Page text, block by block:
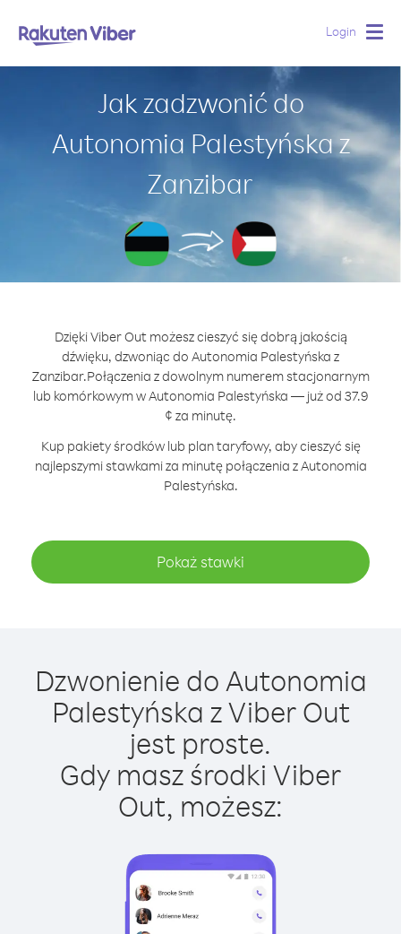
Login
Jak zadzwonić do
Autonomia Palestyńska z
Zanzibar
Dzięki Viber Out możesz cieszyć się dobrą jakością
dźwięku, dzwoniąc do Autonomia Palestyńska z
Zanzibar.Połączenia z dowolnym numerem stacjonarnym
lub komórkowym w Autonomia Palestyńska — już od 37.9
¢ za minutę.
Kup pakiety środków lub plan taryfowy, aby cieszyć się
najlepszymi stawkami za minutę połączenia z Autonomia
Palestyńska.
Pokaż stawki
Dzwonienie do Autonomia
Palestyńska z Viber Out
jest proste.
Gdy masz środki Viber
Out, możesz: